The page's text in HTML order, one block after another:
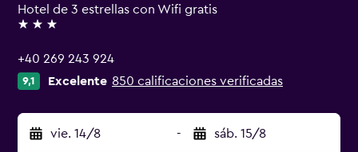
Hotel de 3 estrellas con Wifi gratis
3 estrellas
+40 269 243 924
9,1 Excelente 850 calificaciones verificadas
vie. 14/8 - sáb. 15/8